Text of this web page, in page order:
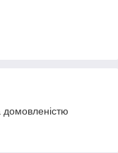
домовленістю